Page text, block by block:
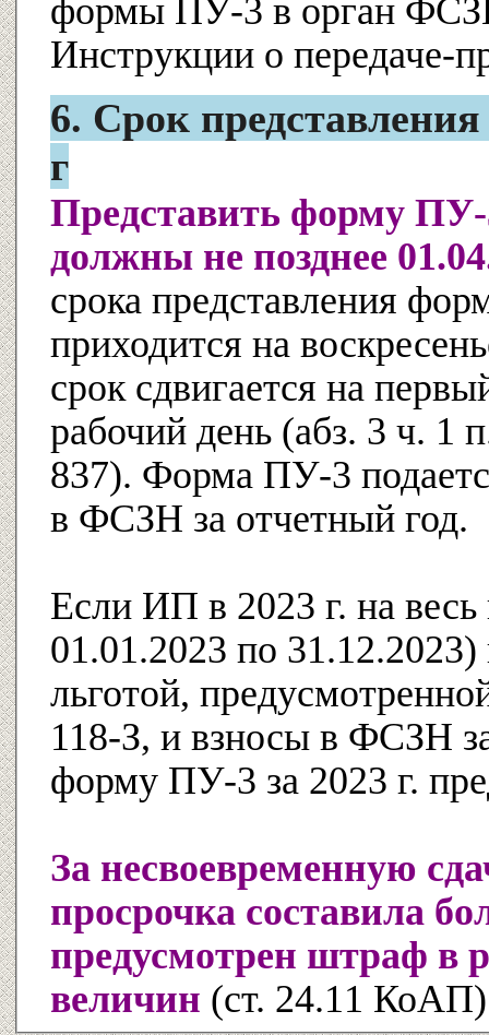
формы ПУ-3 в орган
Инструкции о передаче-
6. Срок
г
Представить форму ПУ-
должны не позднее
срока представления
приходится на
срок сдвигается на
рабочий день (абз. 3 ч. 1
837). Форма ПУ-3
в ФСЗН за отчетный год.
Если ИП в 2023 г. на весь
01.01.2023 по 31.12.2023)
льготой,
118-З, и взносы в ФСЗН
форму ПУ-3 за 2023 г.
За несвоевременную
просрочка составила
предусмотрен штраф в
величин (ст. 24.11